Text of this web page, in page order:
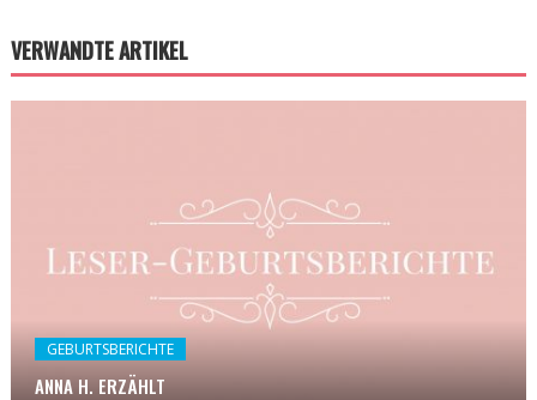
VERWANDTE ARTIKEL
GEBURTSBERICHTE
ANNA H. ERZÄHLT